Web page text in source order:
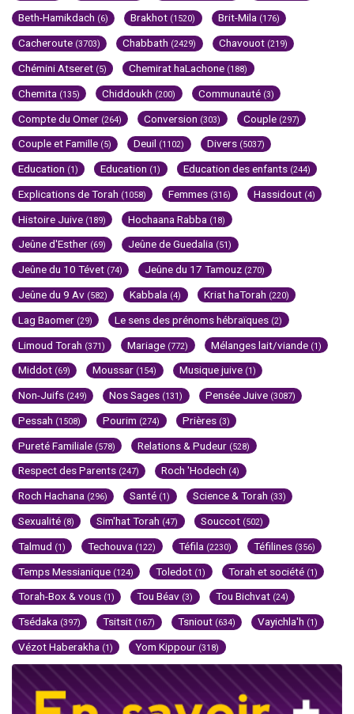
Beth-Hamikdach (6) Brakhot (1520) Brit-Mila (176)
Cacheroute (3703) Chabbath (2429) Chavouot (219)
Chémini Atseret (5) Chemirat haLachone (188)
Chemita (135) Chiddoukh (200) Communauté (3)
Compte du Omer (264) Conversion (303) Couple (297)
Couple et Famille (5) Deuil (1102) Divers (5037)
Education (1) Education (1) Education des enfants (244)
Explications de Torah (1058) Femmes (316) Hassidout (4)
Histoire Juive (189) Hochaana Rabba (18)
Jeûne d'Esther (69) Jeûne de Guedalia (51)
Jeûne du 10 Tévet (74) Jeûne du 17 Tamouz (270)
Jeûne du 9 Av (582) Kabbala (4) Kriat haTorah (220)
Lag Baomer (29) Le sens des prénoms hébraïques (2)
Limoud Torah (371) Mariage (772) Mélanges lait/viande (1)
Middot (69) Moussar (154) Musique juive (1)
Non-Juifs (249) Nos Sages (131) Pensée Juive (3087)
Pessah (1508) Pourim (274) Prières (3)
Pureté Familiale (578) Relations & Pudeur (528)
Respect des Parents (247) Roch 'Hodech (4)
Roch Hachana (296) Santé (1) Science & Torah (33)
Sexualité (8) Sim'hat Torah (47) Souccot (502)
Talmud (1) Techouva (122) Téfila (2230) Téfilines (356)
Temps Messianique (124) Toledot (1) Torah et société (1)
Torah-Box & vous (1) Tou Béav (3) Tou Bichvat (24)
Tsédaka (397) Tsitsit (167) Tsniout (634) Vayichla'h (1)
Vézot Haberakha (1) Yom Kippour (318)